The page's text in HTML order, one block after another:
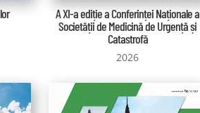
A XI-a ediție a Conferinței Naționale a
Societății de Medicină de Urgență și
Catastrofă
2026